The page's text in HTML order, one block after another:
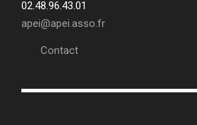
02.48.96.43.01
apei@apei.asso.fr
Contact